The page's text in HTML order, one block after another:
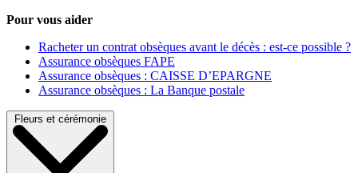
Pour vous aider
Racheter un contrat obsèques avant le décès : est-ce possible ?
Assurance obsèques FAPE
Assurance obsèques : CAISSE D’EPARGNE
Assurance obsèques : La Banque postale
Fleurs et cérémonie